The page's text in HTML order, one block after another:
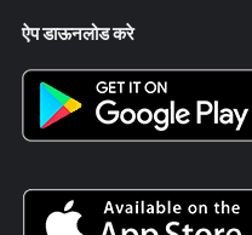
ऐप डाऊनलोड करे